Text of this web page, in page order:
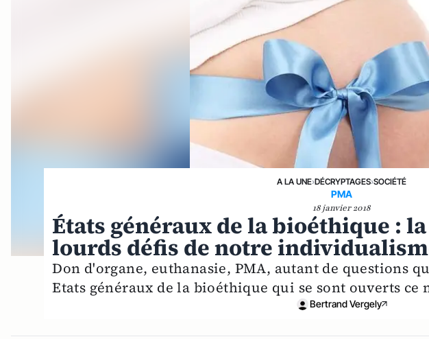
A LA UNE›DÉCRYPTAGES›SOCIÉTÉ
PMA
18 janvier 2018
États généraux de la bioéthique :
lourds défis de notre
Don d'organe, euthanasie, PMA, autant de questions
Etats généraux de la bioéthique qui se sont ouverts ce
Bertrand Vergely